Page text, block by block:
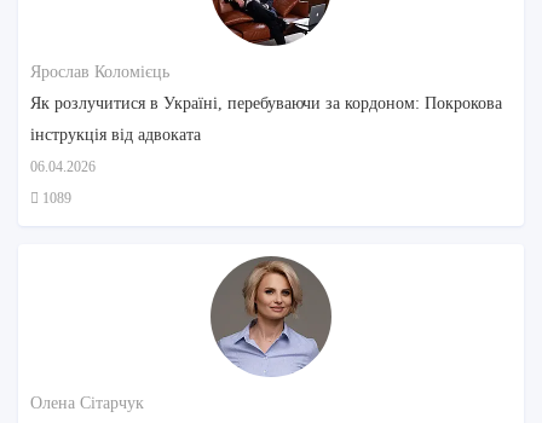
Ярослав Коломієць
Як розлучитися в Україні, перебуваючи за кордоном: Покрокова
інструкція від адвоката
06.04.2026
1089
Олена Сітарчук